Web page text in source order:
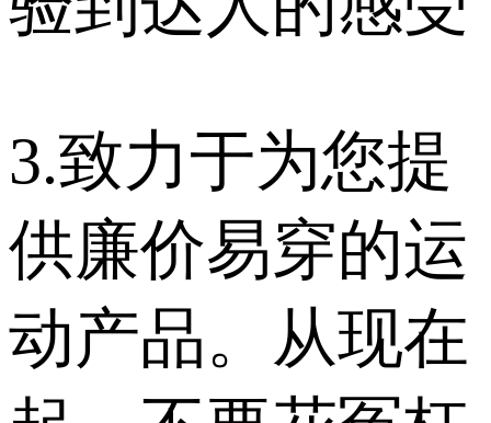
3.致力于为您提
供廉价易穿的运
动产品。从现在